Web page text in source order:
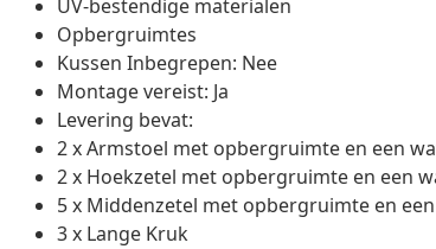
UV-bestendige materialen
Opbergruimtes
Kussen Inbegrepen: Nee
Montage vereist: Ja
Levering bevat:
2 x Armstoel met opbergruimte en een
2 x Hoekzetel met opbergruimte en een
5 x Middenzetel met opbergruimte en
3 x Lange Kruk